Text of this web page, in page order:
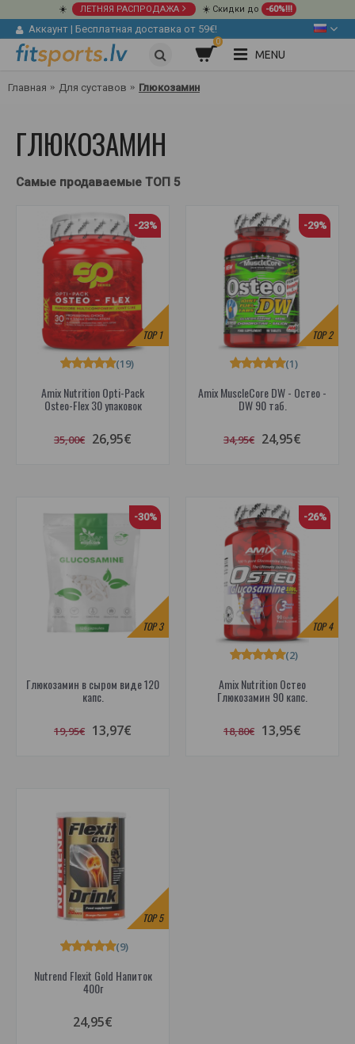
☀️ ЛЕТНЯЯ РАСПРОДАЖА ☀️ Скидки до -60%!!!
Аккаунт | Бесплатная доставка от 59€!
0
MENU
Главная Для суставов Глюкозамин
ГЛЮКОЗАМИН
Самые продаваемые ТОП 5
TOP1
-23%
Amix Nutrition Opti-Pack
Osteo-Flex 30 упаковок
(19)
35,00€ 26,95€
TOP2
-29%
Amix MuscleCore DW - Остео -
DW 90 таб.
(1)
34,95€ 24,95€
TOP3
-30%
Глюкозамин в сыром виде 120
капс.
19,95€ 13,97€
TOP4
-26%
Amix Nutrition Остео
Глюкозамин 90 капс.
(2)
18,80€ 13,95€
TOP5
Nutrend Flexit Gold Напиток
400г
(9)
24,95€